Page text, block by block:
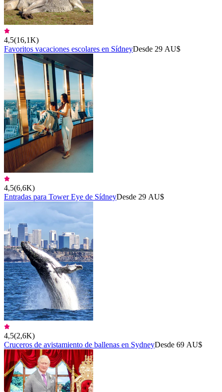
4,5(16,1K)
Favoritos vacaciones escolares en SídneyDesde 29 AU$
4,5(6,6K)
Entradas para Tower Eye de SídneyDesde 29 AU$
4,5(2,6K)
Cruceros de avistamiento de ballenas en SydneyDesde 69 AU$